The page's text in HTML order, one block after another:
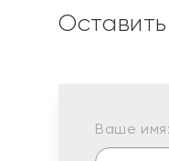
Ваше имя: